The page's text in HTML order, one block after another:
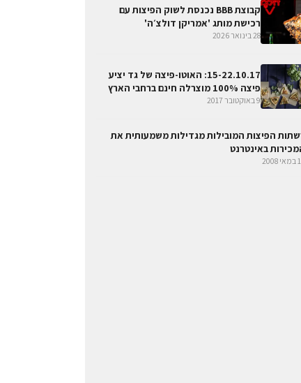
קבוצת BBB נכנסת לשוק הפיצות עם
רכישת מותג 'אמריקן דולצ׳ה'
28 בינואר 2026
15-22.10.17: האוטו-פיצה של גד יציע
פיצה 100% מוצרלה חינם ברחבי הארץ
9 באוקטובר 2017
הפיצות המובילות מגדילות משמעותית את
באינטרנט